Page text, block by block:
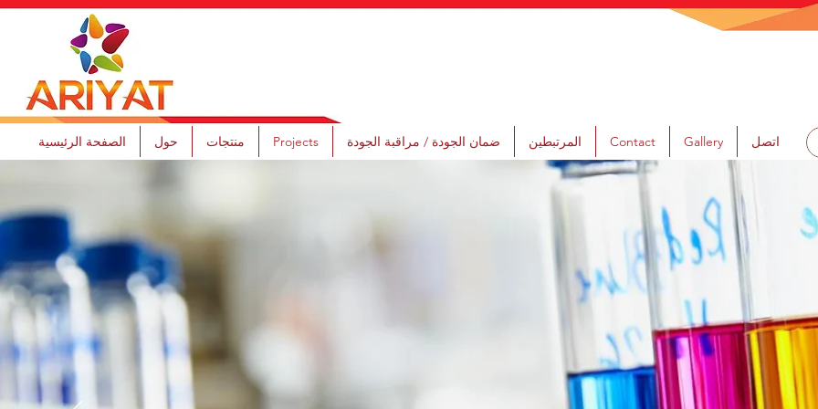
الصفحة الرئيسية حول منتجات Projects ضمان الجودة / مراقبة الجودة المرتبطين Contact Gallery اتصل